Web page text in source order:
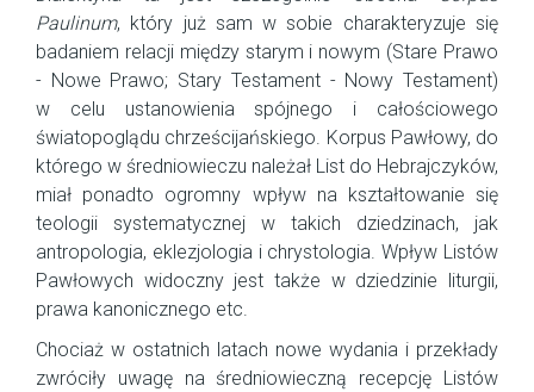
Paulinum, który już sam w sobie charakteryzuje się
badaniem relacji między starym i nowym (Stare Prawo
- Nowe Prawo; Stary Testament - Nowy Testament)
w celu ustanowienia spójnego i całościowego
światopoglądu chrześcijańskiego. Korpus Pawłowy, do
którego w średniowieczu należał List do Hebrajczyków,
miał ponadto ogromny wpływ na kształtowanie się
teologii systematycznej w takich dziedzinach, jak
antropologia, eklezjologia i chrystologia. Wpływ Listów
Pawłowych widoczny jest także w dziedzinie liturgii,
prawa kanonicznego etc.
Chociaż w ostatnich latach nowe wydania i przekłady
zwróciły uwagę na średniowieczną recepcję Listów